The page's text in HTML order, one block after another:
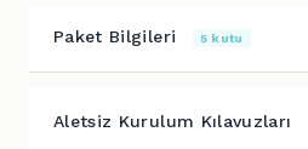
Paket Bilgileri 5 kutu
Aletsiz Kurulum Kılavuzları